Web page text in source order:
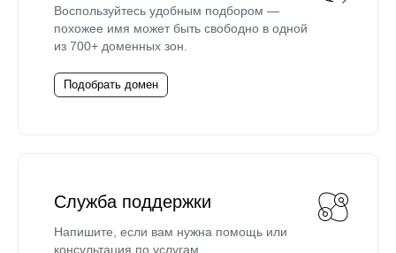
Воспользуйтесь удобным подбором —
похожее имя может быть свободно в одной
из 700+ доменных зон.
Подобрать домен
Служба поддержки
Напишите, если вам нужна помощь или
консультация по услугам.